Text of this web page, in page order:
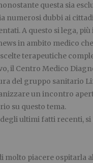
questa sia
numerosi dubbi ai
A questo si lega, più
in ambito medico
terapeutiche
il Centro Medico
del gruppo sanitario
un incontro
su questo tema.
ultimi fatti recenti, si
molto piacere ospitarla